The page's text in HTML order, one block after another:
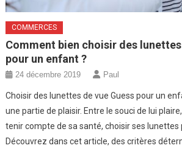
COMMERCES
Comment bien choisir des lunettes
pour un enfant ?
24 décembre 2019 Paul
Choisir des lunettes de vue Guess pour un
une partie de plaisir. Entre le souci de lui
tenir compte de sa santé, choisir ses lunettes
Découvrez dans cet article, des critères